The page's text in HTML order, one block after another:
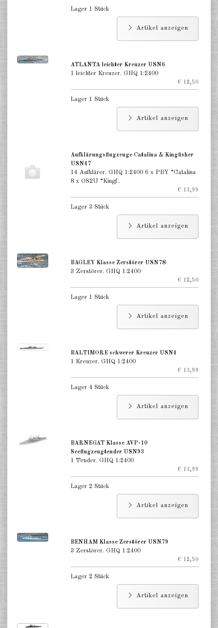
Lager 1 Stück
Artikel anzeigen
ATLANTA leichter Kreuzer USN6
1 leichter Kreuzer. GHQ 1:2400
€ 12,50
Lager 1 Stück
Artikel anzeigen
Aufklärungsflugzeuge Catalina & Kingfisher
USN47
14 Aufklärer. GHQ 1:2400 6 x PBY “Catalina
8 x OS2U “Kingf..
€ 13,99
Lager 3 Stück
Artikel anzeigen
BAGLEY Klasse Zerstörer USN78
3 Zerstörer. GHQ 1:2400
€ 12,50
Lager 1 Stück
Artikel anzeigen
BALTIMORE schwerer Kreuzer USN4
1 Kreuzer. GHQ 1:2400
€ 13,99
Lager 4 Stück
Artikel anzeigen
BARNEGAT Klasse AVP-10
Seeflugzeugtender USN93
1 Tender. GHQ 1:2400
€ 13,99
Lager 2 Stück
Artikel anzeigen
BENHAM Klasse Zerstörer USN79
3 Zerstörer. GHQ 1:2400
€ 12,50
Lager 2 Stück
Artikel anzeigen